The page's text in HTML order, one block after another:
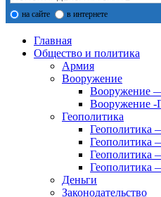
на сайте в интернете
Главная
Общество и политика
Армия
Вооружение
Вооружение
Вооружение
Геополитика
Геополитика
Геополитика
Геополитика
Геополитика
Деньги
Законодательство